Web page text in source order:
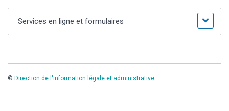
Services en ligne et formulaires
© Direction de l'information légale et administrative